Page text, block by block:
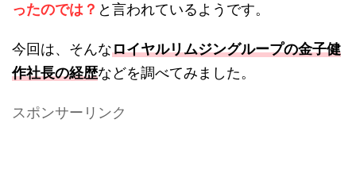
ったのでは？ と言われているようです。
今回は、そんなロイヤルリムジングループの金子健
作社長の経歴などを調べてみました。
スポンサーリンク